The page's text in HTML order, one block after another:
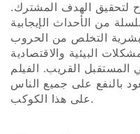
لتحقيق الهدف المشترك.
من الأحداث الإيجابية
التخلص من الحروب
البيئية والاقتصادية
القريب. الفيلم
بالنفع على جميع الناس
على هذا الكوكب.